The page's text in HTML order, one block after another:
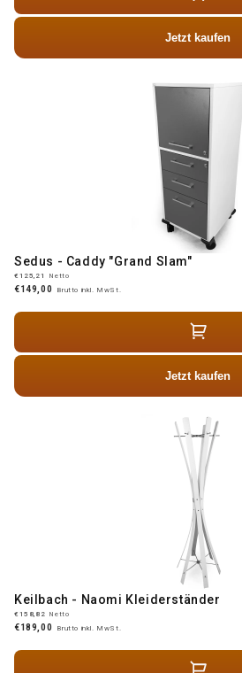
Jetzt kaufen
Sedus - Caddy "Grand Slam"
€125,21 Netto
€149,00 Brutto inkl. MwSt.
Jetzt kaufen
Keilbach - Naomi Kleiderständer
€158,82 Netto
€189,00 Brutto inkl. MwSt.